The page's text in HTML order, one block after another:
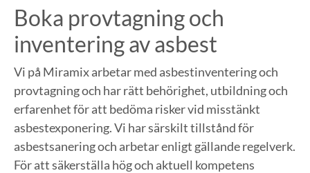
Boka provtagning och
inventering av asbest
Vi på Miramix arbetar med asbestinventering och
provtagning och har rätt behörighet, utbildning och
erfarenhet för att bedöma risker vid misstänkt
asbestexponering. Vi har särskilt tillstånd för
asbestsanering och arbetar enligt gällande regelverk.
För att säkerställa hög och aktuell kompetens